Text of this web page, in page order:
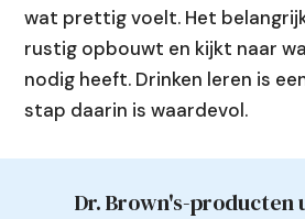
wat prettig voelt. Het
rustig opbouwt en kijkt naar
nodig heeft. Drinken leren is
stap daarin is waardevol.
Dr. Brown's-producten